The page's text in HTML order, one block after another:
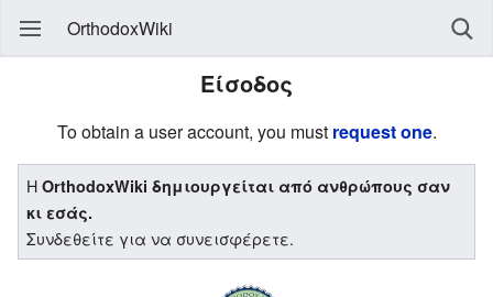
OrthodoxWiki
Είσοδος
To obtain a user account, you must request one.
ΗOrthodoxWiki δημιουργείται από ανθρώπους σαν
κι εσάς.
Συνδεθείτε για να συνεισφέρετε.